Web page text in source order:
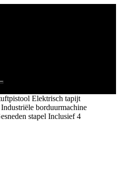
Elektrisch tapijt
borduurmachine
stapel Inclusief 4